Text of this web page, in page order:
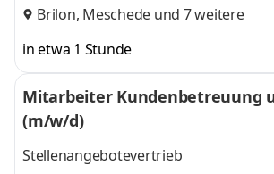
Brilon, Meschede und 7 weitere
in etwa 1 Stunde
Mitarbeiter Kundenbetreuung
(m/w/d)
Stellenangebotevertrieb